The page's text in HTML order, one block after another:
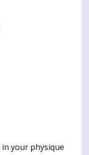
in your physique